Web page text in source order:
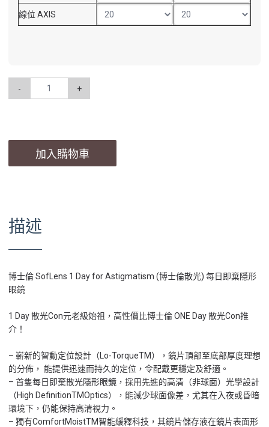
線位 AXIS
- +
加入購物車
描述
博士倫 SofLens 1 Day for Astigmatism (博士倫散光) 每日即棄隱形
眼鏡
1 Day 散光Con元老級始祖，高性價比博士倫 ONE Day 散光Con推
介！
– 嶄新的智動定位設計（Lo-TorqueTM），鏡片頂部至底部厚度理想
的分佈， 能提供迅速而持久的定位，令配戴更穩定及舒適。
– 首隻每日即棄散光隱形眼鏡，採用先進的高清（非球面）光學設計
（High DefinitionTMOptics），能減少球面像差，尤其在入夜或昏暗
環境下，仍能保持高清視力。
– 獨有ComfortMoistTM智能緩釋科技，其鏡片儲存液在鏡片表面形